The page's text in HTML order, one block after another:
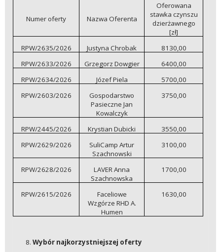
Numer oferty Nazwa Oferenta
Oferowana
stawka czynszu
dzierżawnego
[zł]
RPW/2635/2026
Justyna Chrobak
8130,00
RPW/2633/2026
Grzegorz Dowgier
6400,00
RPW/2634/2026
Józef Piela
5700,00
RPW/2603/2026
Gospodarstwo
Pasieczne Jan
Kowalczyk
3750,00
RPW/2445/2026 Krystian Dubicki
3550,00
RPW/2629/2026
SuliCamp Artur
Szachnowski
3100,00
RPW/2628/2026
LAVER Anna
Szachnowska
1700,00
RPW/2615/2026
Faceliowe
Wzgórze RHD A.
Humen
1630,00
Wybór najkorzystniejszej oferty